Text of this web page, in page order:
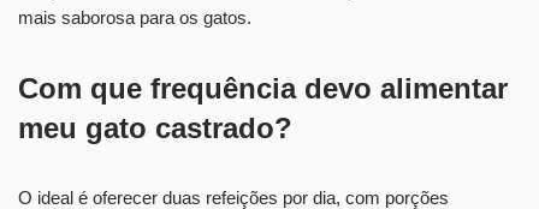
mais saborosa para os gatos.
Com que frequência devo alimentar
meu gato castrado?
O ideal é oferecer duas refeições por dia, com porções